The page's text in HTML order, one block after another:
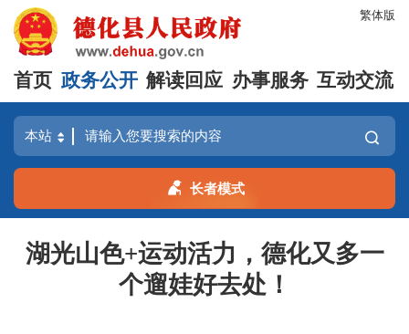
繁体版
首页 政务公开 解读回应 办事服务 互动交流
长者模式
湖光山色+运动活力，德化又多一
个遛娃好去处！